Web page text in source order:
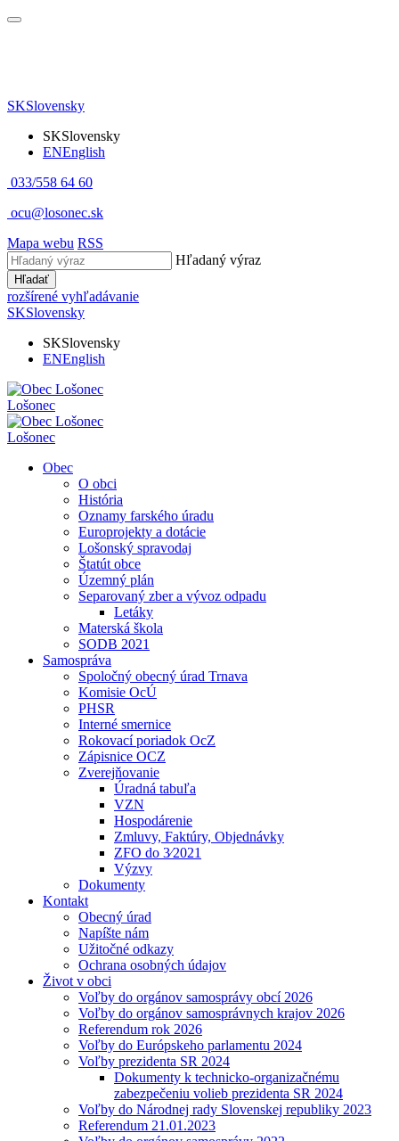
SKSlovensky
SKSlovensky
ENEnglish
033/558 64 60
ocu@losonec.sk
Mapa webu RSS
Hľadaný výraz
Hľadať
rozšírené vyhľadávanie
SKSlovensky
SKSlovensky
ENEnglish
Lošonec
Lošonec
Obec
O obci
História
Oznamy farského úradu
Europrojekty a dotácie
Lošonský spravodaj
Štatút obce
Územný plán
Separovaný zber a vývoz odpadu
Letáky
Materská škola
SODB 2021
Samospráva
Spoločný obecný úrad Trnava
Komisie OcÚ
PHSR
Interné smernice
Rokovací poriadok OcZ
Zápisnice OCZ
Zverejňovanie
Úradná tabuľa
VZN
Hospodárenie
Zmluvy, Faktúry, Objednávky
ZFO do 3⁄2021
Výzvy
Dokumenty
Kontakt
Obecný úrad
Napíšte nám
Užitočné odkazy
Ochrana osobných údajov
Život v obci
Voľby do orgánov samosprávy obcí 2026
Voľby do orgánov samosprávnych krajov 2026
Referendum rok 2026
Voľby do Európskeho parlamentu 2024
Voľby prezidenta SR 2024
Dokumenty k technicko-organizačnému
zabezpečeniu volieb prezidenta SR 2024
Voľby do Národnej rady Slovenskej republiky 2023
Referendum 21.01.2023